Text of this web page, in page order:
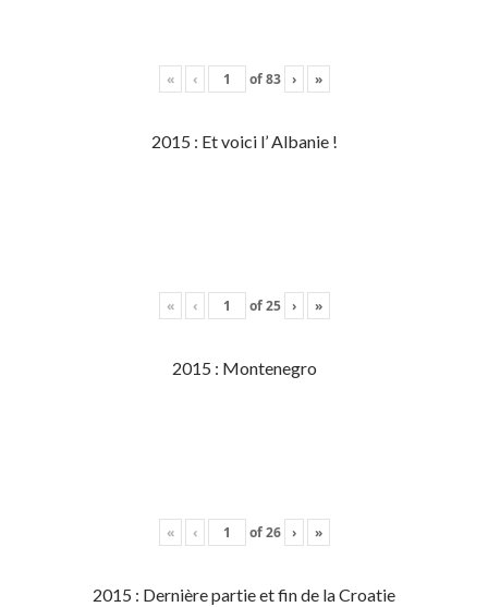
« ‹ of83 › »
2015 : Et voici l’ Albanie !
« ‹ of25 › »
2015 : Montenegro
« ‹ of26 › »
2015 : Dernière partie et fin de la Croatie